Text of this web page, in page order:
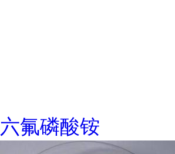
六氟磷酸铵